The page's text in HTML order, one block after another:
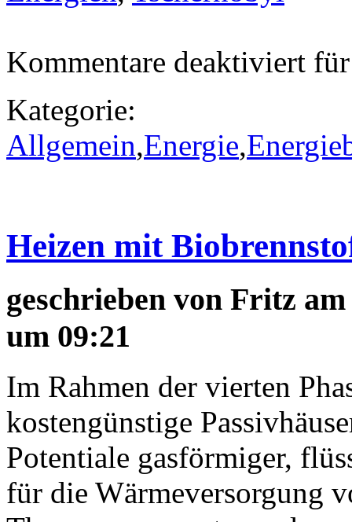
Kommentare deaktiviert
Kategorie:
Allgemein,Energie,
Heizen mit
geschrieben von Fritz
um 09:21
Im Rahmen der vierten
kostengünstige
Potentiale gasförmiger,
für die Wärmeversorgung